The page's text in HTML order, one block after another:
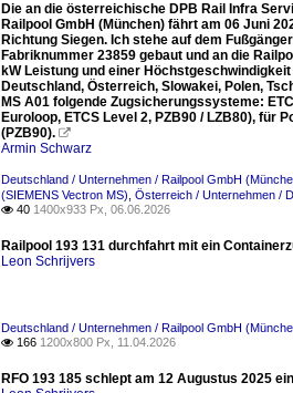
Die an die österreichische DPB Rail Infra
Railpool GmbH (München) fährt am 06 Juni
Richtung Siegen. Ich stehe auf dem
Fabriknummer 23859 gebaut und an die
kW Leistung und einer
Deutschland, Österreich, Slowakei, Polen,
MS A01 folgende Zugsicherungssysteme:
Euroloop, ETCS Level 2, PZB90 / LZB80), für
(PZB90). 
Armin Schwarz
Deutschland / Unternehmen / Railpool GmbH
(SIEMENS Vectron MS) Österreich / Unternehmen /
 40 1400x933 Px, 06.06.2026
Railpool 193 131 durchfahrt mit ein
Leon Schrijvers
Deutschland / Unternehmen / Railpool GmbH
 166 1200x800 Px, 11.04.2026
RFO 193 185 schlept am 12 Augustus 2025